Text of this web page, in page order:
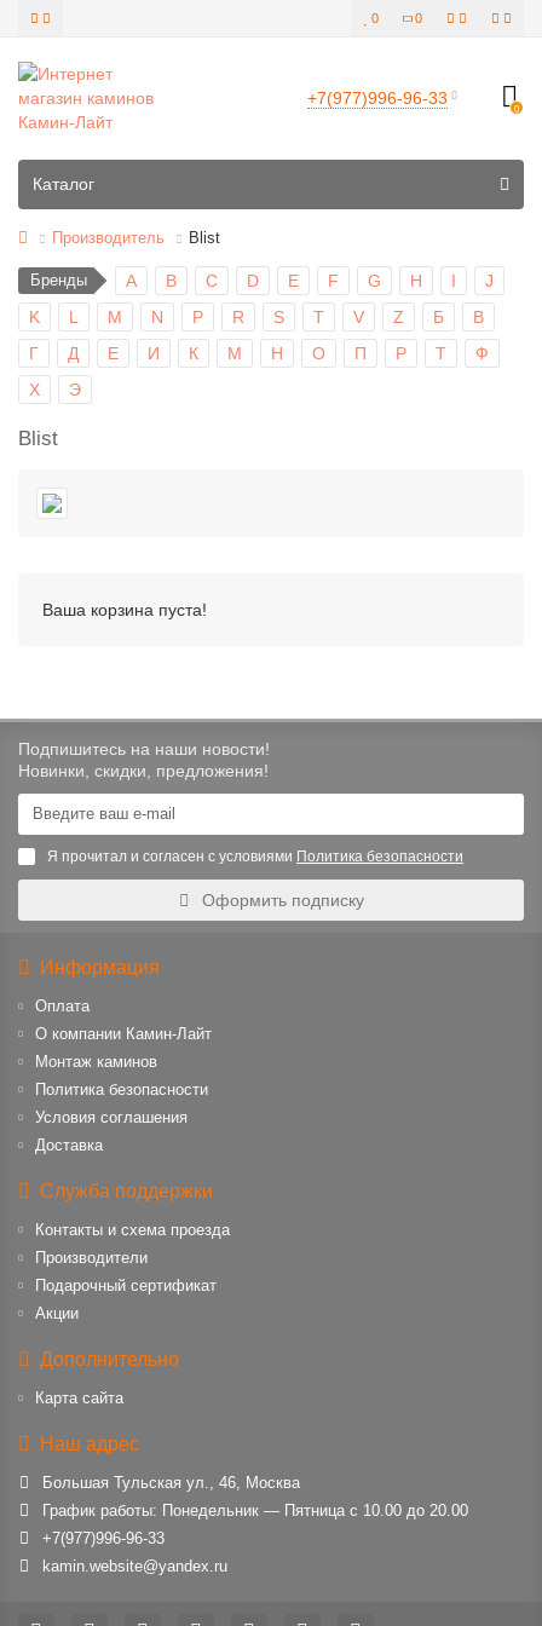
0
0
+7(977)996-96-33
0
Каталог
Производитель Blist
Бренды A B C D E F G H I
J
K
L M N P R S T V Z Б
В
Г
Д Е И К М Н О П Р Т
Ф
Х
Э
Blist
Ваша корзина пуста!
Подпишитесь на наши новости!
Новинки, скидки, предложения!
Я прочитал и согласен с условиями Политика безопасности
Оформить подписку
Информация
Оплата
О компании Камин-Лайт
Монтаж каминов
Политика безопасности
Условия соглашения
Доставка
Служба поддержки
Контакты и схема проезда
Производители
Подарочный сертификат
Акции
Дополнительно
Карта сайта
Наш адрес
Большая Тульская ул., 46, Москва
График работы: Понедельник — Пятница с 10.00 до 20.00
+7(977)996-96-33
kamin.website@yandex.ru